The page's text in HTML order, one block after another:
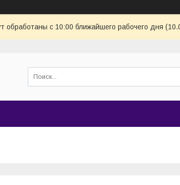
обработаны с 10:00 ближайшего рабочего дня